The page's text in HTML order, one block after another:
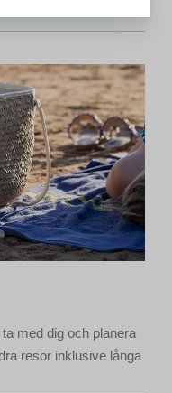
med dig och planera
resor inklusive långa